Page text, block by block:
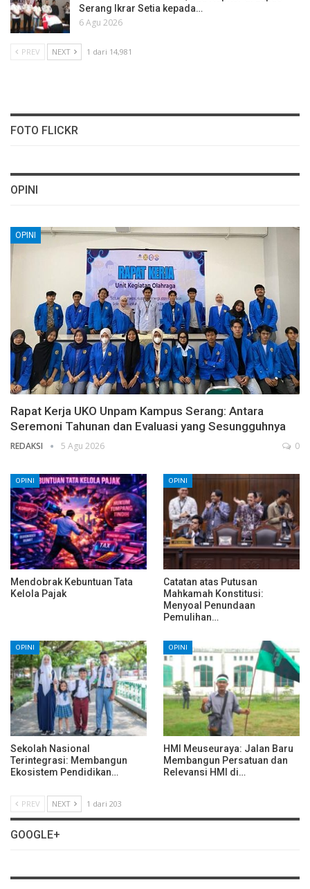
Serang Ikrar Setia kepada…
6 Agu 2026
PREV NEXT 1 dari 14,981
FOTO FLICKR
OPINI
OPINI
Rapat Kerja UKO Unpam Kampus Serang: Antara
Seremoni Tahunan dan Evaluasi yang Sesungguhnya
REDAKSI 5 Agu 2026 0
OPINI
Mendobrak Kebuntuan Tata
Kelola Pajak
OPINI
Catatan atas Putusan
Mahkamah Konstitusi:
Menyoal Penundaan
Pemulihan…
OPINI
Sekolah Nasional
Terintegrasi: Membangun
Ekosistem Pendidikan…
OPINI
HMI Meuseuraya: Jalan Baru
Membangun Persatuan dan
Relevansi HMI di…
PREV NEXT 1 dari 203
GOOGLE+